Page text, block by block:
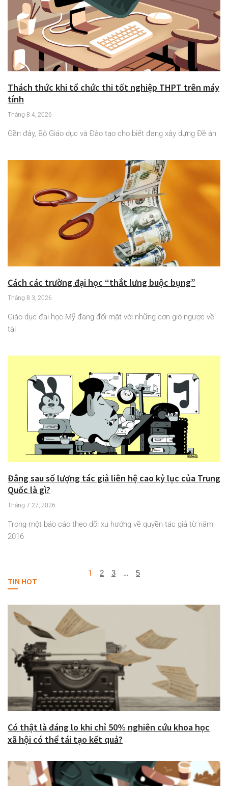
Thách thức khi tổ chức thi tốt nghiệp THPT trên máy
tính
Tháng 8 4, 2026
Gần đây, Bộ Giáo dục và Đào tạo cho biết đang xây dựng Đề án
Cách các trường đại học “thắt lưng buộc bụng”
Tháng 8 3, 2026
Giáo dục đại học Mỹ đang đối mặt với những cơn gió ngược về
tài
Đằng sau số lượng tác giả liên hệ cao kỷ lục của Trung
Quốc là gì?
Tháng 7 27, 2026
Trong một báo cáo theo dõi xu hướng về quyền tác giả từ năm
2016
1 2 3 … 5
TIN HOT
Có thật là đáng lo khi chỉ 50% nghiên cứu khoa học
xã hội có thể tái tạo kết quả?